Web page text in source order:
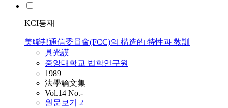
KCI등재
美聯邦通信委員會(FCC)의 構造的 特性과 敎訓
具光謨
중앙대학교 법학연구원
1989
法學論文集
Vol.14 No.-
원문보기 2